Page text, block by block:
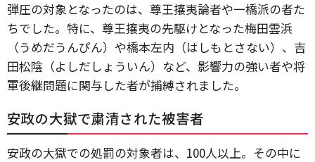
弾圧の対象となったのは、尊王攘夷論者や一橋派の者た
ちでした。特に、尊王攘夷の先駆けとなった梅田雲浜
（うめだうんぴん）や橋本左内（はしもとさない）、吉
田松陰（よしだしょういん）など、影響力の強い者や将
軍後継問題に関与した者が捕縛されました。
安政の大獄で粛清された被害者
安政の大獄での処罰の対象者は、100人以上。その中に